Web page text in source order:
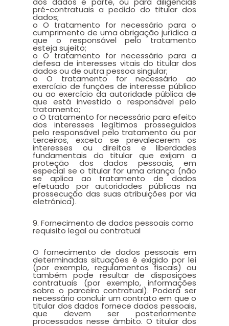
pré-contratuais a pedido do titular dos
dados;
o O tratamento for necessário para o
cumprimento de uma obrigação jurídica a
que o responsável pelo tratamento
esteja sujeito;
o O tratamento for necessário para a
defesa de interesses vitais do titular dos
dados ou de outra pessoa singular;
o O tratamento for necessário ao
exercício de funções de interesse público
ou ao exercício da autoridade pública de
que está investido o responsável pelo
tratamento;
o O tratamento for necessário para efeito
dos interesses legítimos prosseguidos
pelo responsável pelo tratamento ou por
terceiros, exceto se prevalecerem os
interesses ou direitos e liberdades
fundamentais do titular que exijam a
proteção dos dados pessoais, em
especial se o titular for uma criança (não
se aplica ao tratamento de dados
efetuado por autoridades públicas na
prossecução das suas atribuições por via
eletrónica).
9. Fornecimento de dados pessoais como
requisito legal ou contratual
O fornecimento de dados pessoais em
determinadas situações é exigido por lei
(por exemplo, regulamentos fiscais) ou
também pode resultar de disposições
contratuais (por exemplo, informações
sobre o parceiro contratual). Poderá ser
necessário concluir um contrato em que o
titular dos dados fornece dados pessoais,
que devem ser posteriormente
processados nesse âmbito. O titular dos